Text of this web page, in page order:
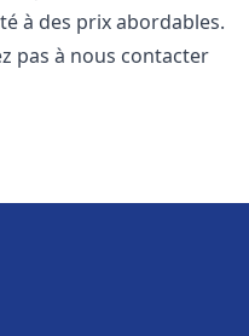
à des prix abordables.
pas à nous contacter